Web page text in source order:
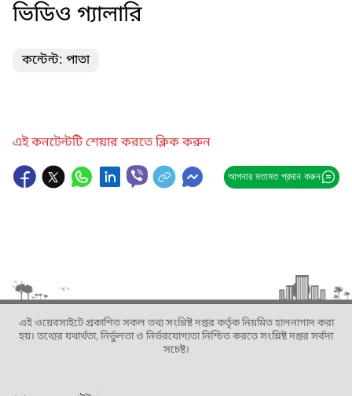
ভিডিও গ্যালারি
কন্টেন্ট: পাতা
এই কনটেন্টটি শেয়ার করতে ক্লিক করুন
আপনার মতামত প্রদান করুন
এই ওয়েবসাইটে প্রকাশিত সকল তথ্য সংশ্লিষ্ট দপ্তর কর্তৃক নিয়মিত হালনাগাদ করা
হয়। তথ্যের যথার্থতা, নির্ভুলতা ও নির্ভরযোগ্যতা নিশ্চিত করতে সংশ্লিষ্ট দপ্তর সর্বদা
সচেষ্ট।